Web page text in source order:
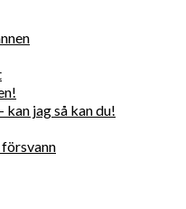
jag så kan du!